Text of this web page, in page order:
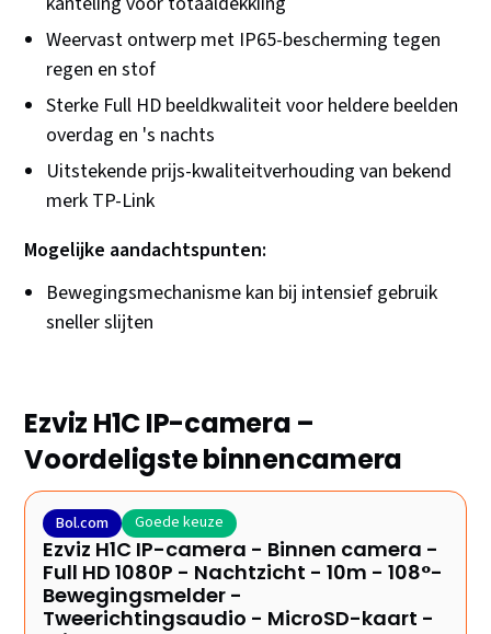
Weervast ontwerp met IP65-bescherming tegen
regen en stof
Sterke Full HD beeldkwaliteit voor heldere beelden
overdag en 's nachts
Uitstekende prijs-kwaliteitverhouding van bekend
merk TP-Link
Mogelijke aandachtspunten:
Bewegingsmechanisme kan bij intensief gebruik
sneller slijten
Ezviz H1C IP-camera –
Voordeligste binnencamera
Bol.com Goede keuze
Ezviz H1C IP-camera - Binnen camera -
Full HD 1080P - Nachtzicht - 10m - 108°-
Bewegingsmelder -
Tweerichtingsaudio - MicroSD-kaart -